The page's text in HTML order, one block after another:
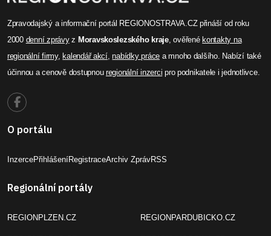
Zpravodajský a informační portál REGIONOSTRAVA.CZ přináší od roku
2000 denní zprávyz Moravskoslezského kraje, ověřené kontakty na
regionální firmy, kalendář akcí,nabídky práce a mnoho dalšího. Nabízí také
účinnou a cenově dostupnou regionální inzerci pro podnikatele i jednotlivce.
O portálu
InzercePřihlášeníRegistraceArchiv ZprávRSS
Regionální portály
REGIONPLZEN.CZ REGIONPARDUBICKO.CZ